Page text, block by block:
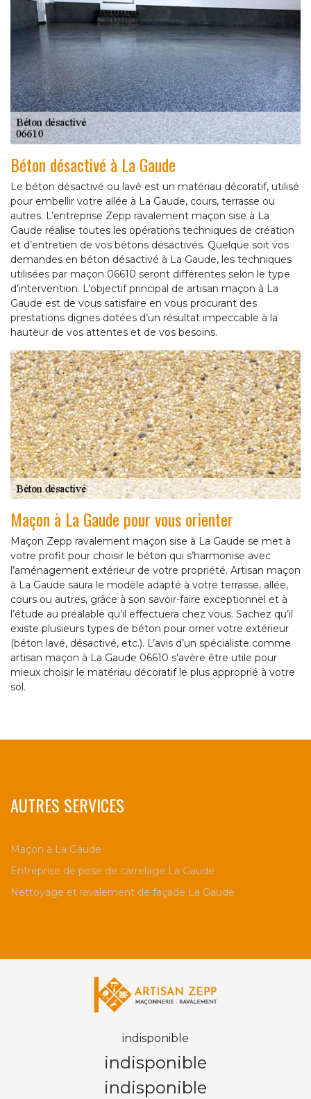
Béton désactivé à La Gaude
Le béton désactivé ou lavé est un matériau décoratif, utilisé
pour embellir votre allée à La Gaude, cours, terrasse ou
autres. L’entreprise Zepp ravalement maçon sise à La
Gaude réalise toutes les opérations techniques de création
et d’entretien de vos bétons désactivés. Quelque soit vos
demandes en béton désactivé à La Gaude, les techniques
utilisées par maçon 06610 seront différentes selon le type
d’intervention. L’objectif principal de artisan maçon à La
Gaude est de vous satisfaire en vous procurant des
prestations dignes dotées d’un résultat impeccable à la
hauteur de vos attentes et de vos besoins.
Maçon à La Gaude pour vous orienter
Maçon Zepp ravalement maçon sise à La Gaude se met à
votre profit pour choisir le béton qui s’harmonise avec
l’aménagement extérieur de votre propriété. Artisan maçon
à La Gaude saura le modèle adapté à votre terrasse, allée,
cours ou autres, grâce à son savoir-faire exceptionnel et à
l’étude au préalable qu’il effectuera chez vous. Sachez qu’il
existe plusieurs types de béton pour orner votre extérieur
(béton lavé, désactivé, etc.). L’avis d’un spécialiste comme
artisan maçon à La Gaude 06610 s’avère être utile pour
mieux choisir le matériau décoratif le plus approprié à votre
sol.
AUTRES SERVICES
Maçon à La Gaude
Entreprise de pose de carrelage La Gaude
Nettoyage et ravalement de façade La Gaude
indisponible
indisponible
indisponible